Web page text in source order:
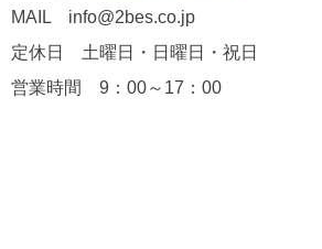
MAIL info@2bes.co.jp
定休日 土曜日・日曜日・祝日
営業時間 9：00～17：00